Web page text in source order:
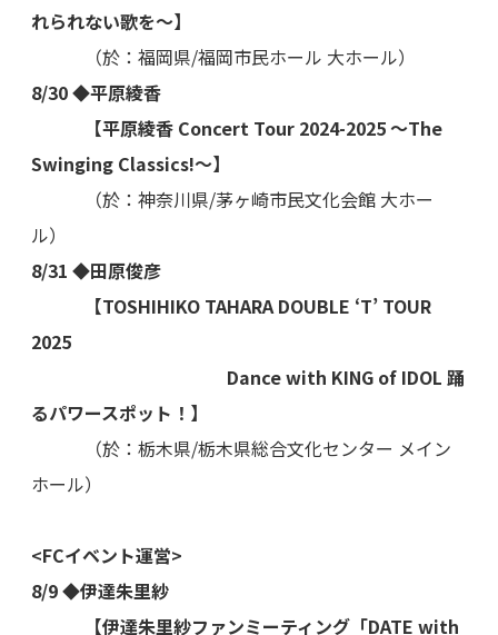
れられない歌を～】
（於：福岡県/福岡市民ホール 大ホール）
8/30 ◆平原綾香
【平原綾香 Concert Tour 2024-2025 ～The
Swinging Classics!～】
（於：神奈川県/茅ヶ崎市民文化会館 大ホー
ル）
8/31 ◆田原俊彦
【TOSHIHIKO TAHARA DOUBLE ‘T’ TOUR
2025
Dance with KING of IDOL 踊
るパワースポット！】
（於：栃木県/栃木県総合文化センター メイン
ホール）
<FCイベント運営>
8/9 ◆伊達朱里紗
【伊達朱里紗ファンミーティング「DATE with